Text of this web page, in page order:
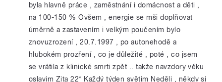
byla hlavně práce , zaměstnání i domácnost a děti ,
na 100-150 % Ovšem , energie se mši doplňovat
úměrně a zastavením i velkým poučením bylo
znovuzrození , 20.7.1997 , po autonehodě a
hlubokém prozření , co je důležité , poté , co jsem
se vrátila z klinické smrti zpět .. takže navzdory věku
oslavim Zita 22* Každý týden světim Neděli , někdy si